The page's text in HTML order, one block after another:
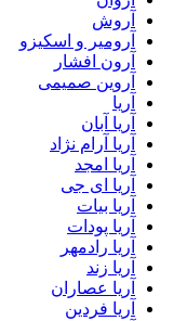
آروش
آرومیر و اسکیزو
آرون افشار
آروین صمیمی
آریا
آریا آبان
آریا آرام نژاد
آریا امجد
آریا ای جی
آریا بیات
آریا پودات
آریا رادمهر
آریا زند
آریا عصاران
آریا فردین